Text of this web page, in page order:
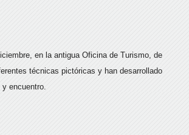
en la antigua Oficina de Turismo, de
técnicas pictóricas y han desarrollado
y encuentro.